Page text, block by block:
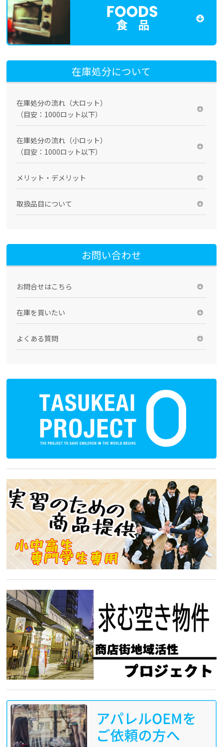
食 品
在庫処分について
在庫処分の流れ（大ロット）
（目安：1000ロット以下）
在庫処分の流れ（小ロット）
（目安：1000ロット以下）
メリット・デメリット
取扱品目について
お問い合わせ
お問合せはこちら
在庫を買いたい
よくある質問